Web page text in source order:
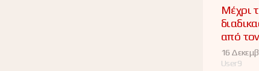
Μέχρι
από
16
User9